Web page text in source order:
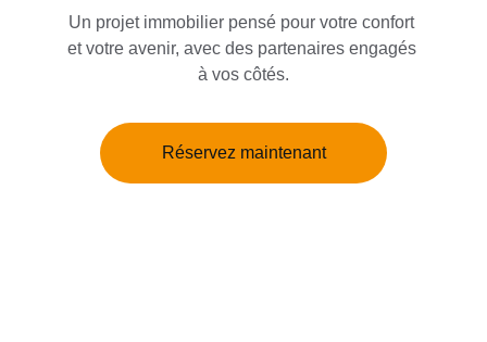
Un projet immobilier pensé pour votre confort
et votre avenir, avec des partenaires engagés
à vos côtés.
Réservez maintenant